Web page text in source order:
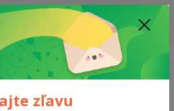
ZA 400€ - CENA MATRACU A ROŠTU
JE AKTUÁLNE 10-15 PRACOVNÝCH
0
zľavu